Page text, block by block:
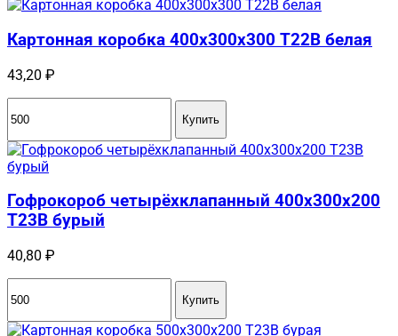
Картонная коробка 400x300x300 Т22B белая
43,20 ₽
Купить
Гофрокороб четырёхклапанный 400х300х200
Т23В бурый
40,80 ₽
Купить